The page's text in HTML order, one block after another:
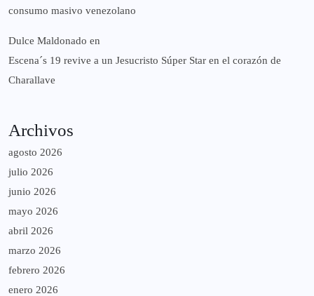
consumo masivo venezolano
Dulce Maldonado en
Escena´s 19 revive a un Jesucristo Súper Star en el corazón de
Charallave
Archivos
agosto 2026
julio 2026
junio 2026
mayo 2026
abril 2026
marzo 2026
febrero 2026
enero 2026